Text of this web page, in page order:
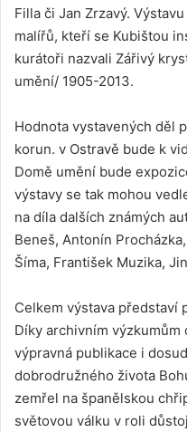
Filla či Jan Zrzavý.
malířů, kteří se Kubištou
kurátoři nazvali Zářivý
umění/ 1905-2013.
Hodnota vystavených děl
korun. v Ostravě bude k
Domě umění bude
výstavy se tak mohou
na díla dalších známých
Beneš, Antonín
Šíma, František Muzika,
Celkem výstava představí
Díky archivním výzkumům
výpravná publikace i
dobrodružného života
zemřel na španělskou
světovou válku v roli